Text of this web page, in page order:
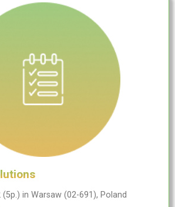
in Warsaw (02-691), Poland